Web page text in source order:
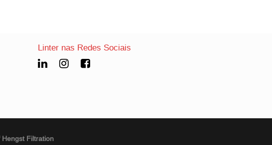
Linter nas Redes Sociais
Filtration